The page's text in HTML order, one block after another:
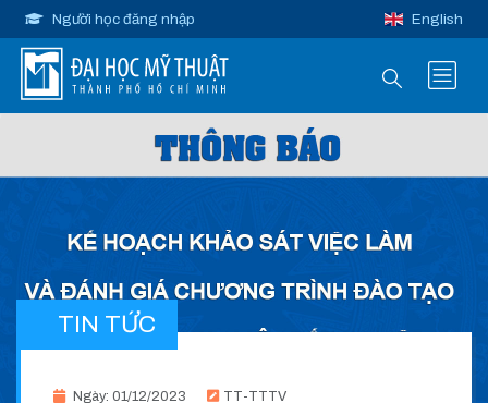
Người học đăng nhập English
TIN TỨC
Ngày: 01/12/2023 TT-TTTV